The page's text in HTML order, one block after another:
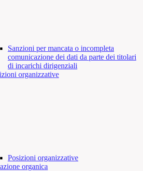
Sanzioni per mancata o incompleta
comunicazione dei dati da parte dei titolari
di incarichi dirigenziali
organizzative
Posizioni organizzative
organica